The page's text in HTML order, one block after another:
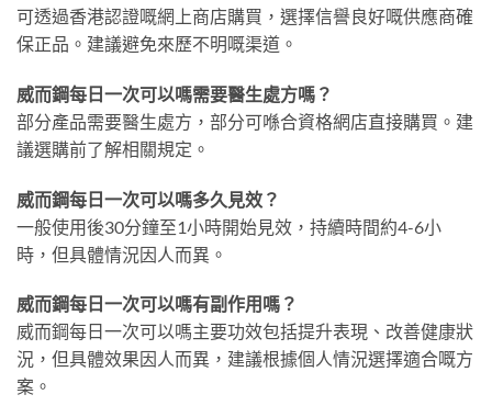
可透過香港認證嘅網上商店購買，選擇信譽良好嘅供應商確
保正品。建議避免來歷不明嘅渠道。
威而鋼每日一次可以嗎需要醫生處方嗎？
部分產品需要醫生處方，部分可喺合資格網店直接購買。建
議選購前了解相關規定。
威而鋼每日一次可以嗎多久見效？
一般使用後30分鐘至1小時開始見效，持續時間約4-6小
時，但具體情況因人而異。
威而鋼每日一次可以嗎有副作用嗎？
威而鋼每日一次可以嗎主要功效包括提升表現、改善健康狀
況，但具體效果因人而異，建議根據個人情況選擇適合嘅方
案。